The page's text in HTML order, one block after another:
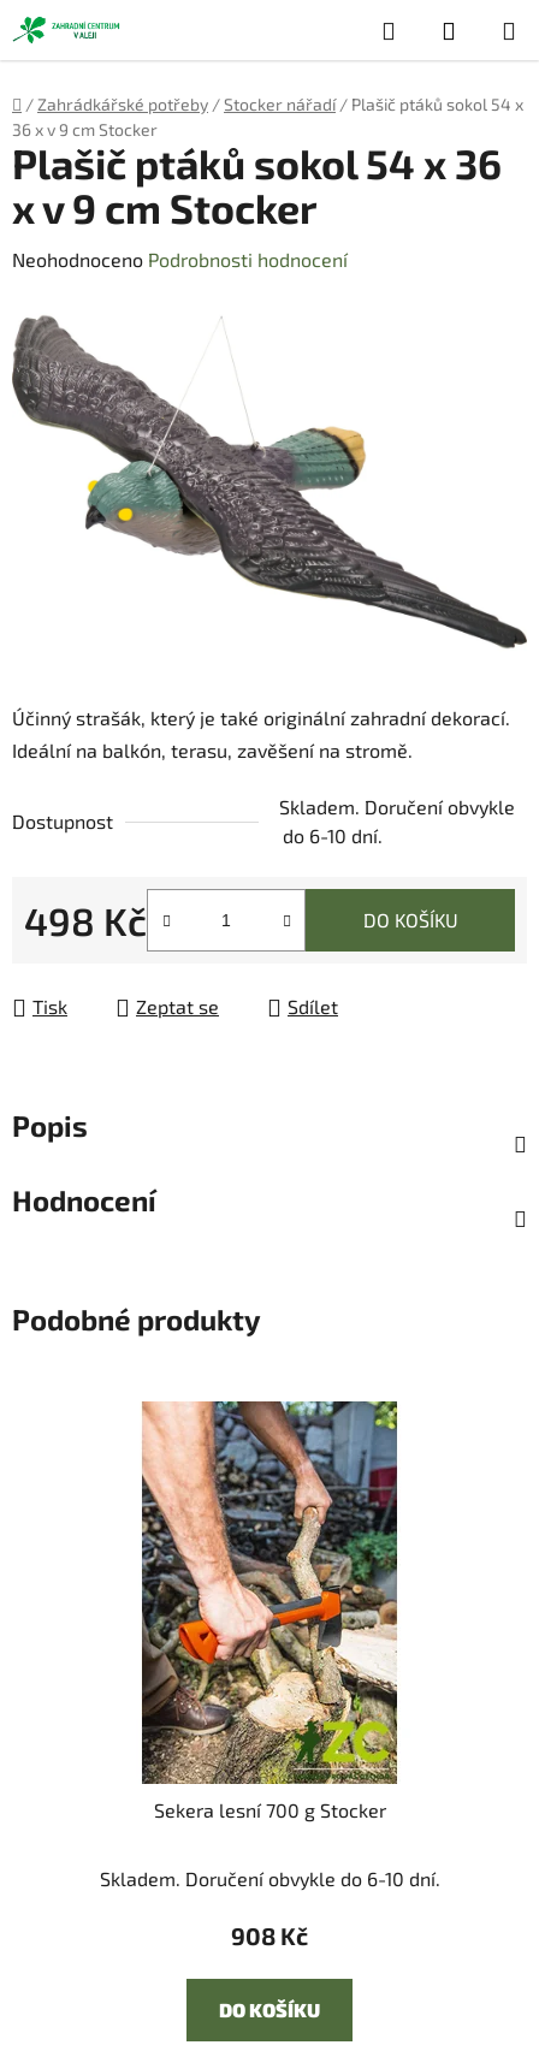
Přejít
na
obsah
Hledat
KOŠÍK
Domů
/ Zahrádkářské potřeby /Stocker nářadí / Plašič ptáků sokol 54 x
36 x v 9 cm Stocker
Účinný strašák, který je také originální zahradní dekorací.
Ideální na balkón, terasu, zavěšení na stromě.
Dostupnost
Skladem. Doručení obvykle
do 6-10 dní.
498 Kč DO KOŠÍKU
Tisk Zeptat se Sdílet
Plašič ptáků sokol 54 x 36
x v 9 cm Stocker
Průměrné
produktu
je
0,0
hvězdiček.
Neohodnoceno Podrobnosti hodnocení
Popis
Hodnocení
Podobné produkty
Sekera lesní 700 g Stocker
Skladem. Doručení obvykle do 6-10 dní.
908 Kč
DO KOŠÍKU